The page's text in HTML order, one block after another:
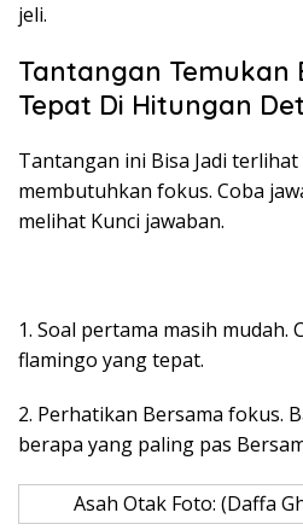
jeli.
Tantangan
Tepat Di Hitungan
Tantangan ini Bisa Jadi
membutuhkan fokus. Coba
melihat Kunci jawaban.
1. Soal pertama masih mudah.
flamingo yang tepat.
2. Perhatikan Bersama fokus.
berapa yang paling pas
Asah Otak Foto: (Daffa